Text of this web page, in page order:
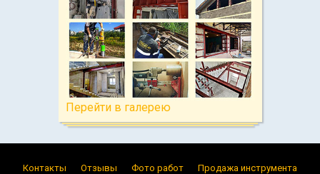
Перейти в галерею
Контакты Отзывы Фото работ
Продажа инструмента